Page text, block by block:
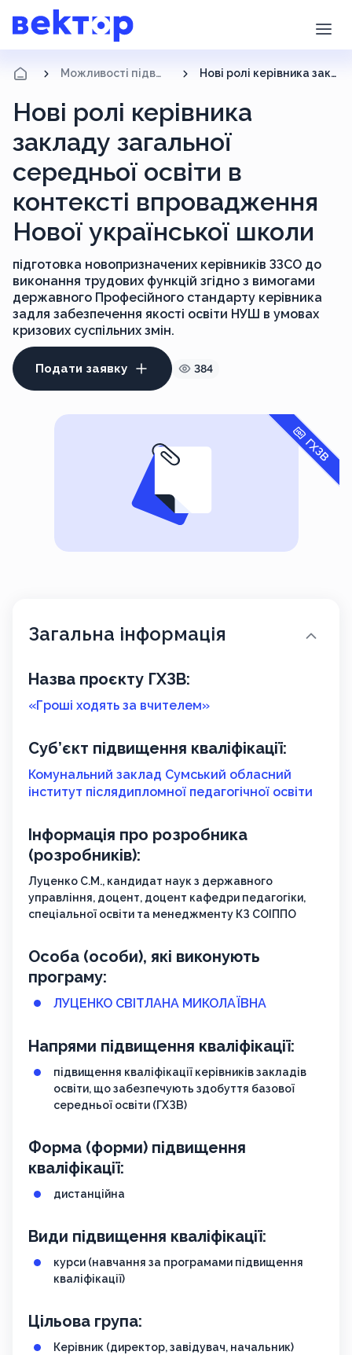
Можливості підвищення кваліфікації Нові ролі керівника закладу загальної середньої освіти в контексті впровадження Нової української школи
Нові ролі керівника
закладу загальної
середньої освіти в
контексті впровадження
Нової української школи
підготовка новопризначених керівників ЗЗСО до
виконання трудових функцій згідно з вимогами
державного Професійного стандарту керівника
задля забезпечення якості освіти НУШ в умовах
кризових суспільних змін.
Подати заявку 384
ГХЗВ
Загальна інформація
Назва проєкту ГХЗВ:
«Гроші ходять за вчителем»
Суб’єкт підвищення кваліфікації:
Комунальний заклад Сумський обласний
інститут післядипломної педагогічної освіти
Інформація про розробника
(розробників):
Луценко С.М., кандидат наук з державного
управління, доцент, доцент кафедри педагогіки,
спеціальної освіти та менеджменту КЗ СОІППО
Особа (особи), які виконують
програму:
ЛУЦЕНКО СВІТЛАНА МИКОЛАЇВНА
Напрями підвищення кваліфікації:
підвищення кваліфікації керівників закладів
освіти, що забезпечують здобуття базової
середньої освіти (ГХЗВ)
Форма (форми) підвищення
кваліфікації:
дистанційна
Види підвищення кваліфікації:
курси (навчання за програмами підвищення
кваліфікації)
Цільова група:
Керівник (директор, завідувач, начальник)